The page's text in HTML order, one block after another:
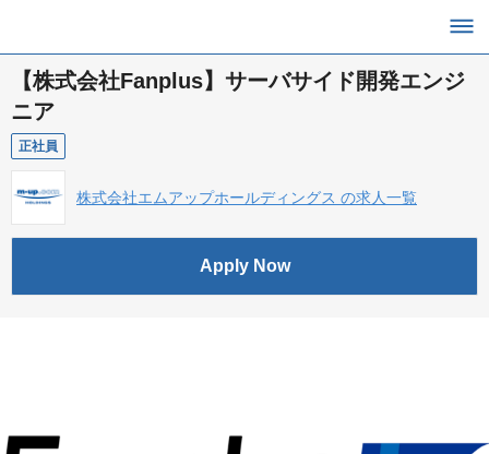
【株式会社Fanplus】サーバサイド開発エンジ
ニア
正社員
株式会社エムアップホールディングス の求人一覧
Apply Now